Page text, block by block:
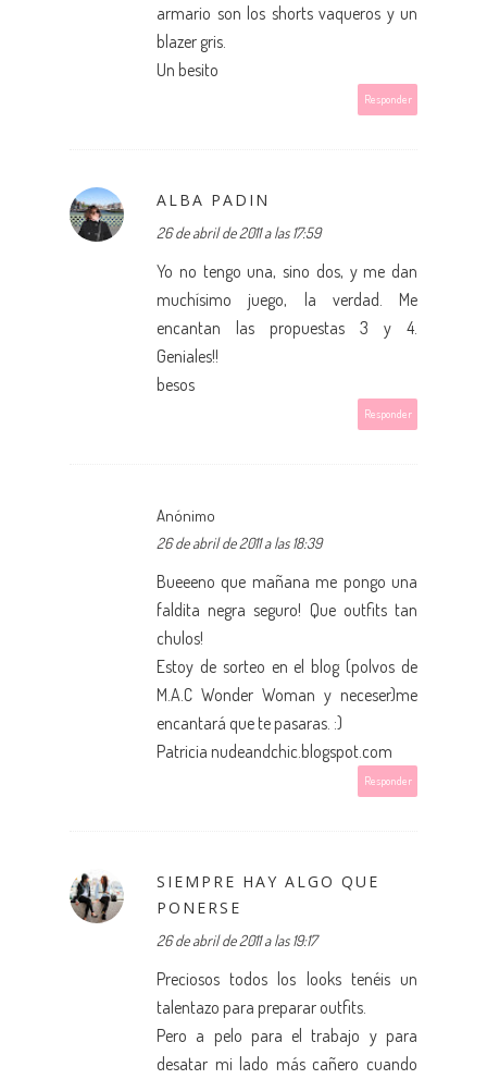
armario son los shorts vaqueros y un
blazer gris.
Un besito
Responder
ALBA PADIN
26 de abril de 2011 a las 17:59
Yo no tengo una, sino dos, y me dan
muchísimo juego, la verdad. Me
encantan las propuestas 3 y 4.
Geniales!!
besos
Responder
Anónimo
26 de abril de 2011 a las 18:39
Bueeeno que mañana me pongo una
faldita negra seguro! Que outfits tan
chulos!
Estoy de sorteo en el blog (polvos de
M.A.C Wonder Woman y neceser)me
encantará que te pasaras. :)
Patricia nudeandchic.blogspot.com
Responder
SIEMPRE HAY ALGO QUE
PONERSE
26 de abril de 2011 a las 19:17
Preciosos todos los looks tenéis un
talentazo para preparar outfits.
Pero a pelo para el trabajo y para
desatar mi lado más cañero cuando